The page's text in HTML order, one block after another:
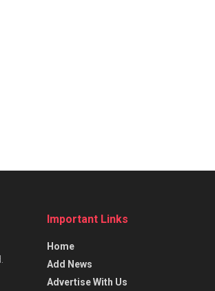
Important Links
Home
Add News
Advertise With Us